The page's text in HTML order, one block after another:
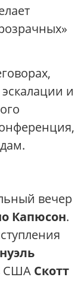
и
вечер
Капюсон.
США Скотт